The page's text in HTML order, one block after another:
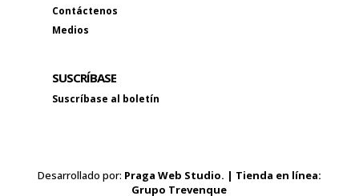
Contáctenos
Medios
SUSCRÍBASE
Suscríbase al boletín
Desarrollado por: Praga Web Studio. | Tienda en línea:
Grupo Trevenque